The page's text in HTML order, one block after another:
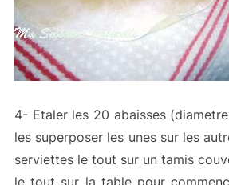
4- Etaler les 20 abaisses
les superposer les unes sur les
serviettes le tout sur un tamis
le tout sur la table pour